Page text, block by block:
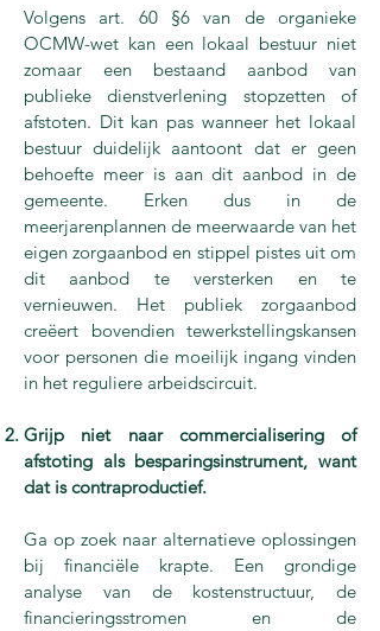
Volgens art. 60 §6 van de organieke
OCMW-wet kan een lokaal bestuur niet
zomaar een bestaand aanbod van
publieke dienstverlening stopzetten of
afstoten. Dit kan pas wanneer het lokaal
bestuur duidelijk aantoont dat er geen
behoefte meer is aan dit aanbod in de
gemeente. Erken dus in de
meerjarenplannen de meerwaarde van het
eigen zorgaanbod en stippel pistes uit om
dit aanbod te versterken en te
vernieuwen. Het publiek zorgaanbod
creëert bovendien tewerkstellingskansen
voor personen die moeilijk ingang vinden
in het reguliere arbeidscircuit.
Grijp niet naar commercialisering of
afstoting als besparingsinstrument, want
dat is contraproductief.
Ga op zoek naar alternatieve oplossingen
bij financiële krapte. Een grondige
analyse van de kostenstructuur, de
financieringsstromen en de